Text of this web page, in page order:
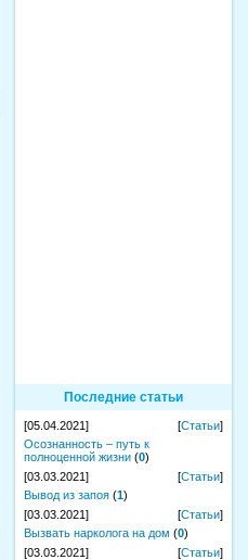
Последние статьи
[05.04.2021] [Статьи]
Осознанность – путь к
полноценной жизни (0)
[03.03.2021]
[Статьи]
Вывод из запоя (1)
[03.03.2021]
[Статьи]
Вызвать нарколога на дом (0)
[03.03.2021]
[Статьи]